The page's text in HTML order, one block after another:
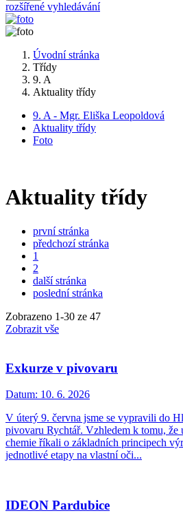
rozšířené vyhledávání
Úvodní stránka
Třídy
9. A
Aktuality třídy
9. A - Mgr. Eliška Leopoldová
Aktuality třídy
Foto
Aktuality třídy
první stránka
předchozí stránka
1
2
další stránka
poslední stránka
Zobrazeno 1-30 ze 47
Zobrazit vše
Exkurze v pivovaru
Datum: 10. 6. 2026
V úterý 9. června jsme se vypravili do
pivovaru Rychtář. Vzhledem k tomu, že
chemie říkali o základních principech
jednotlivé etapy na vlastní oči...
IDEON Pardubice